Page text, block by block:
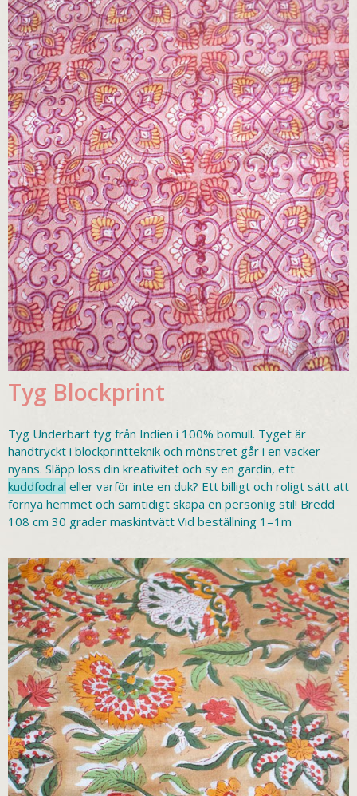
Tyg Blockprint
Tyg Underbart tyg från Indien i 100% bomull. Tyget är
handtryckt i blockprintteknik och mönstret går i en vacker
nyans. Släpp loss din kreativitet och sy en gardin, ett
kuddfodral eller varför inte en duk? Ett billigt och roligt sätt att
förnya hemmet och samtidigt skapa en personlig stil! Bredd
108 cm 30 grader maskintvätt Vid beställning 1=1m